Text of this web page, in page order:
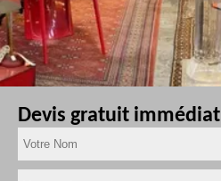
Devis gratuit immédiat